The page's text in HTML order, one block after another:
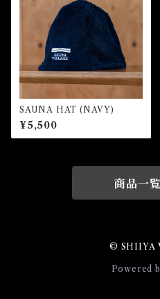
SAUNA HAT (NAVY)
¥5,500
商品一
© SHIIYA
Powered